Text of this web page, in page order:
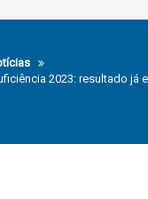
2023: resultado já